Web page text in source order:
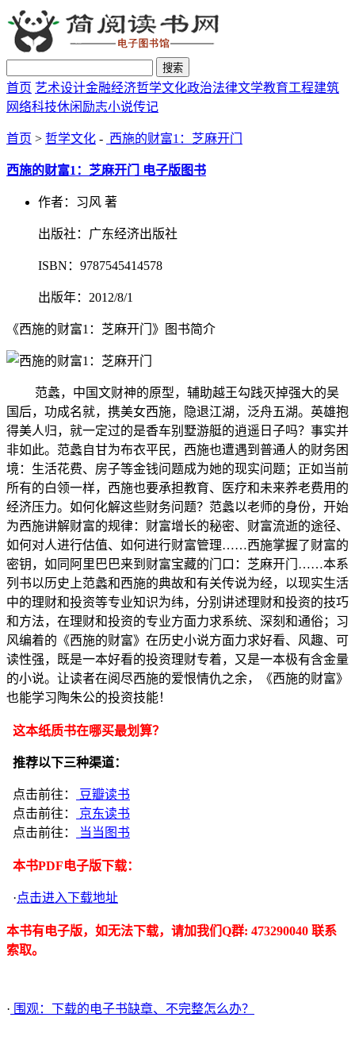
搜索
首页 艺术设计金融经济哲学文化政治法律文学教育工程建筑
网络科技休闲励志小说传记
首页 > 哲学文化 - 西施的财富1：芝麻开门
西施的财富1：芝麻开门 电子版图书
作者：习风 著
出版社：广东经济出版社
ISBN：9787545414578
出版年：2012/8/1
《西施的财富1：芝麻开门》图书简介
范蠡，中国文财神的原型，辅助越王勾践灭掉强大的吴
国后，功成名就，携美女西施，隐退江湖，泛舟五湖。英雄抱
得美人归，就一定过的是香车别墅游艇的逍遥日子吗？事实并
非如此。范蠡自甘为布衣平民，西施也遭遇到普通人的财务困
境：生活花费、房子等金钱问题成为她的现实问题；正如当前
所有的白领一样，西施也要承担教育、医疗和未来养老费用的
经济压力。如何化解这些财务问题？范蠡以老师的身份，开始
为西施讲解财富的规律：财富增长的秘密、财富流逝的途径、
如何对人进行估值、如何进行财富管理……西施掌握了财富的
密钥，如同阿里巴巴来到财富宝藏的门口：芝麻开门……本系
列书以历史上范蠡和西施的典故和有关传说为经，以现实生活
中的理财和投资等专业知识为纬，分别讲述理财和投资的技巧
和方法，在理财和投资的专业方面力求系统、深刻和通俗；习
风编着的《西施的财富》在历史小说方面力求好看、风趣、可
读性强，既是一本好看的投资理财专着，又是一本极有含金量
的小说。让读者在阅尽西施的爱恨情仇之余，《西施的财富》
也能学习陶朱公的投资技能！
这本纸质书在哪买最划算？
推荐以下三种渠道：
点击前往：
豆瓣读书
点击前往：
京东读书
点击前往：
当当图书
本书PDF电子版下载：
·点击进入下载地址
本书有电子版，如无法下载，请加我们Q群: 473290040 联系
索取。
· 围观：下载的电子书缺章、不完整怎么办？